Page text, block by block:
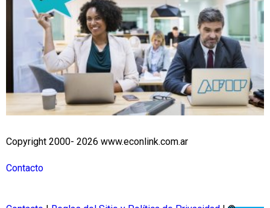
Copyright 2000- 2026 www.econlink.com.ar
Contacto